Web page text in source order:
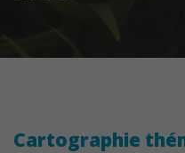
Cartographie